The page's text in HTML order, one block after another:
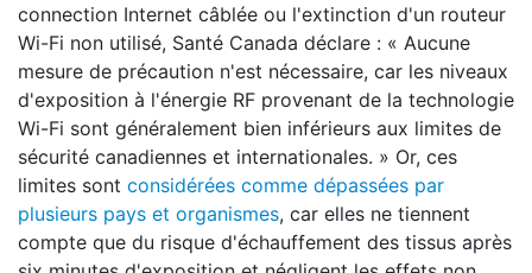
connection Internet câblée ou l'extinction d'un routeur
Wi-Fi non utilisé, Santé Canada déclare : « Aucune
mesure de précaution n'est nécessaire, car les niveaux
d'exposition à l'énergie RF provenant de la technologie
Wi-Fi sont généralement bien inférieurs aux limites de
sécurité canadiennes et internationales. » Or, ces
limites sont considérées comme dépassées par
plusieurs pays et organismes, car elles ne tiennent
compte que du risque d'échauffement des tissus après